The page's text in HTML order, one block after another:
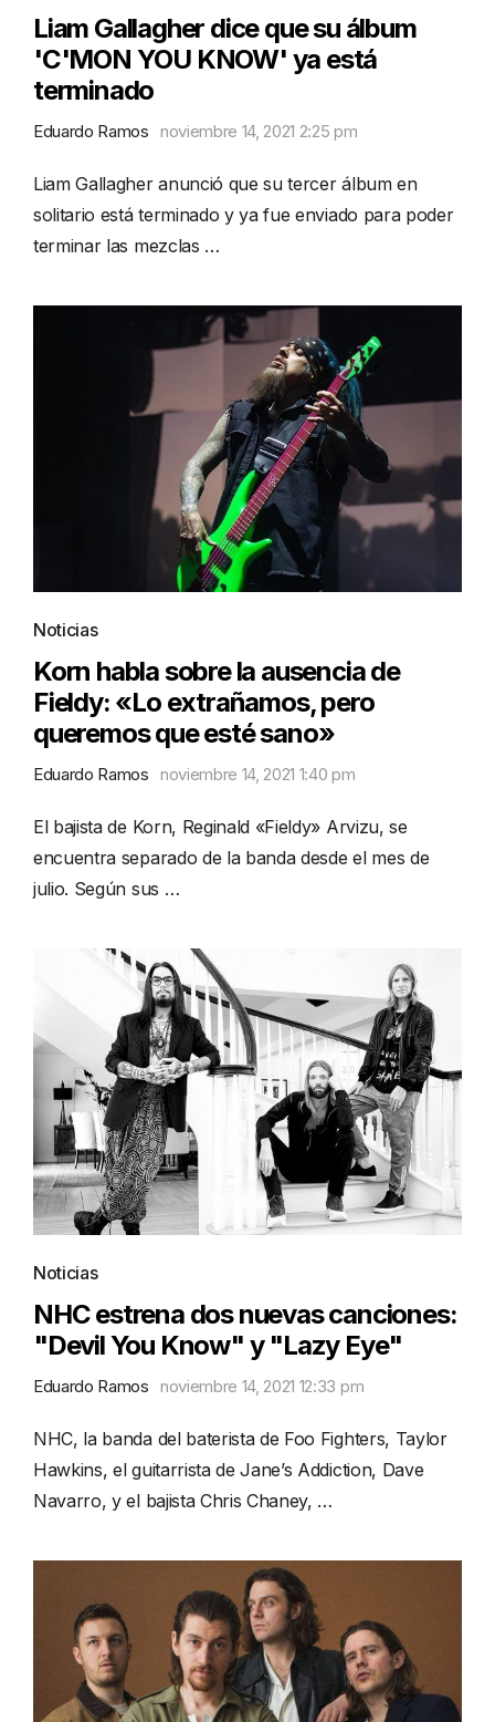
Liam Gallagher dice que su álbum
'C'MON YOU KNOW' ya está
terminado
Eduardo Ramos noviembre 14, 2021 2:25 pm
Liam Gallagher anunció que su tercer álbum en
solitario está terminado y ya fue enviado para poder
terminar las mezclas …
Noticias
Korn habla sobre la ausencia de
Fieldy: «Lo extrañamos, pero
queremos que esté sano»
Eduardo Ramos noviembre 14, 2021 1:40 pm
El bajista de Korn, Reginald «Fieldy» Arvizu, se
encuentra separado de la banda desde el mes de
julio. Según sus …
Noticias
NHC estrena dos nuevas canciones:
"Devil You Know" y "Lazy Eye"
Eduardo Ramos noviembre 14, 2021 12:33 pm
NHC, la banda del baterista de Foo Fighters, Taylor
Hawkins, el guitarrista de Jane’s Addiction, Dave
Navarro, y el bajista Chris Chaney, …